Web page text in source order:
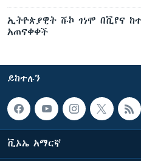
ኢትዮጵያዊት ሹኮ ገነሞ በቪየና
አጠናቀቀች
ይከተሉን
ቪኦኤ አማርኛ